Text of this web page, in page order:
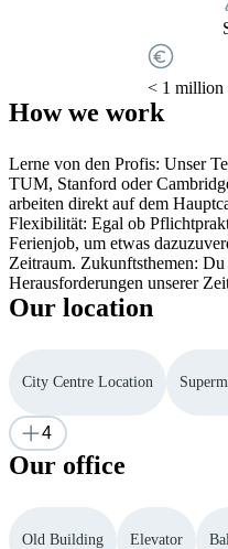
< 1 million
How we work
Lerne von den Profis: Unser
TUM, Stanford oder
arbeiten direkt auf dem
Flexibilität: Egal ob
Ferienjob, um etwas
Zeitraum. Zukunftsthemen: Du
Herausforderungen unserer
Our location
City Centre Location
4
Our office
Old Building Elevator